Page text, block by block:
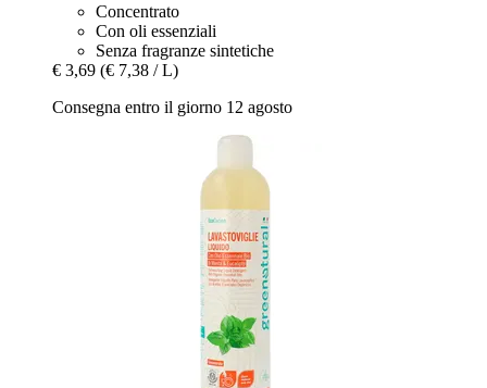
Concentrato
Con oli essenziali
Senza fragranze sintetiche
€ 3,69 (€ 7,38 / L)
Consegna entro il giorno 12 agosto